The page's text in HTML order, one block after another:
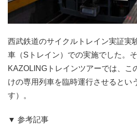
西武鉄道のサイクルトレイン実証実
車（Sトレイン）での実施でした。
KAZOLINGトレインツアーでは、こ
けの専用列車を臨時運行させるとい
す）。
▼ 参考記事